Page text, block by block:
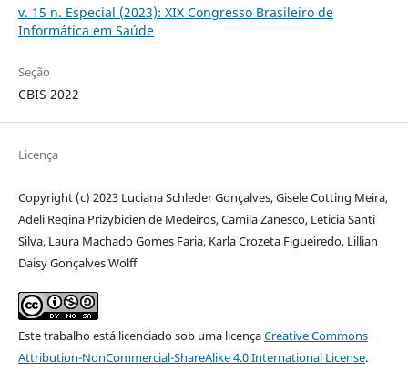
v. 15 n. Especial (2023): XIX Congresso Brasileiro de
Informática em Saúde
Seção
CBIS 2022
Licença
Copyright (c) 2023 Luciana Schleder Gonçalves, Gisele Cotting Meira,
Adeli Regina Prizybicien de Medeiros, Camila Zanesco, Leticia Santi
Silva, Laura Machado Gomes Faria, Karla Crozeta Figueiredo, Lillian
Daisy Gonçalves Wolff
Este trabalho está licenciado sob uma licençaCreative Commons
Attribution-NonCommercial-ShareAlike 4.0 International License.